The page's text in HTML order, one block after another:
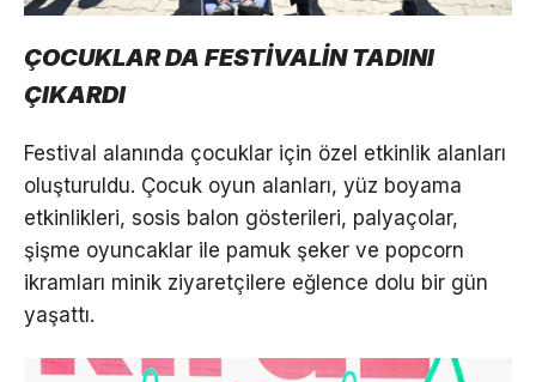
ÇOCUKLAR DA FESTİVALİN TADINI
ÇIKARDI
Festival alanında çocuklar için özel etkinlik alanları
oluşturuldu. Çocuk oyun alanları, yüz boyama
etkinlikleri, sosis balon gösterileri, palyaçolar,
şişme oyuncaklar ile pamuk şeker ve popcorn
ikramları minik ziyaretçilere eğlence dolu bir gün
yaşattı.